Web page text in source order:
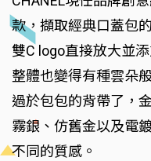
款，擷取經典口蓋包
雙C logo直接放大並
整體也變得有種雲朵
過於包包的背帶了，
霧銀、仿舊金以及電
不同的質感。